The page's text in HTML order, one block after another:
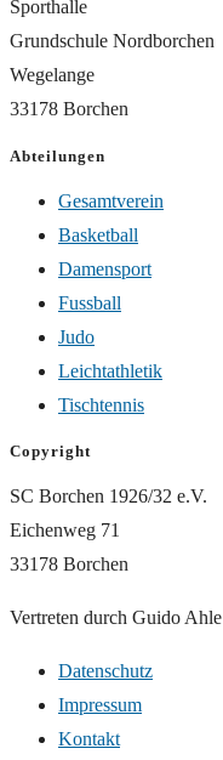
Sporthalle
Grundschule Nordborchen
Wegelange
33178 Borchen
Abteilungen
Gesamtverein
Basketball
Damensport
Fussball
Judo
Leichtathletik
Tischtennis
Copyright
SC Borchen 1926/32 e.V.
Eichenweg 71
33178 Borchen
Vertreten durch Guido Ahle
Datenschutz
Impressum
Kontakt